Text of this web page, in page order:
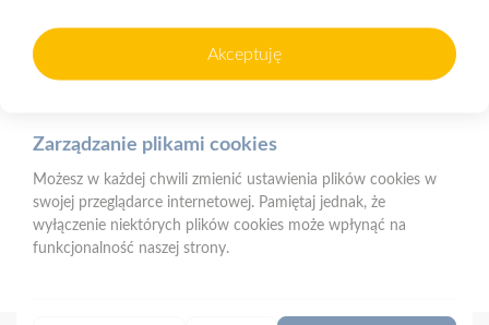
ul. św. Jana Pawła II 34, 64-400 Międzychód
E-mail:faktury.miedzychod@psbmrowka.com.pl
NIP:9372633226
REGON: 241729697
Akceptuję
- zapewnić prawidłowe działanie strony i jej funkcjonalności,
- analizować ruch na stronie i dostosowywać treści do
preferencji użytkowników,
Zarządzanie plikami cookies
Możesz w każdej chwili zmienić ustawienia plików cookies w
swojej przeglądarce internetowej. Pamiętaj jednak, że
wyłączenie niektórych plików cookies może wpłynąć na
funkcjonalność naszej strony.